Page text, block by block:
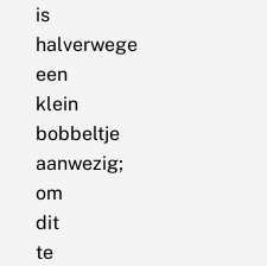
is
halverwege
een
klein
bobbeltje
aanwezig;
om
dit
te